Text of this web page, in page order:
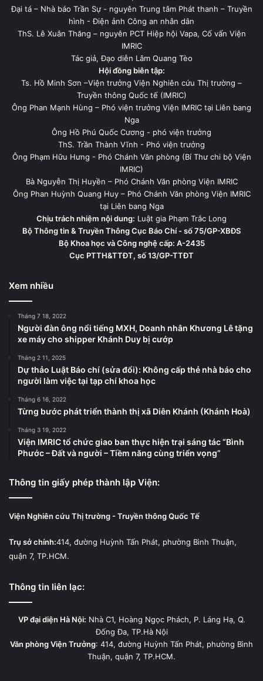
Đại tá – Nhà báo Trần Sự - nguyên Trung tâm Phát thanh – Truyền
hình - Điện ảnh Công an nhân dân
ThS. Lê Xuân Thăng – nguyên PCT Hiệp hội Vapa, Cố vấn Viện
IMRIC
Tác giả, Đạo diễn Lâm Quang Tèo
Hội đồng biên tập:
Ts. Hồ Minh Sơn –Viện trưởng Viện Nghiên cứu Thị trường –
Truyền thông Quốc tế (IMRIC)
Ông Phan Mạnh Hùng – Phó viện trưởng Viện IMRIC tại Liên bang
Nga
Ông Hồ Phú Quốc Cương - phó viện trưởng
ThS. Trần Thành Vĩnh - Phó viện trưởng
Ông Phạm Hữu Hưng - Phó Chánh Văn phòng (Bí Thư chi bộ Viện
IMRIC)
Bà Nguyễn Thị Huyền – Phó Chánh Văn phòng Viện IMRIC
Ông Phan Huỳnh Quang Huy – Phó Chánh Văn phòng Viện IMRIC
tại Liên bang Nga
Chịu trách nhiệm nội dung: Luật gia Phạm Trắc Long
Bộ Thông tin & Truyền Thông Cục Báo Chí - số 75/GP-XBĐS
Bộ Khoa học và Công nghệ cấp: A-2435
Cục PTTH&TTĐT, số 13/GP-TTĐT
Xem nhiều
Tháng 7 18, 2022
Người đàn ông nổi tiếng MXH, Doanh nhân Khương Lê tặng
xe máy cho shipper Khánh Duy bị cướp
Tháng 2 11, 2025
Dự thảo Luật Báo chí (sửa đổi): Không cấp thẻ nhà báo cho
người làm việc tại tạp chí khoa học
Tháng 6 16, 2022
Từng bước phát triển thành thị xã Diên Khánh (Khánh Hoà)
Tháng 3 19, 2022
Viện IMRIC tổ chức giao ban thực hiện trại sáng tác “Bình
Phước – Đất và người – Tiềm năng cùng triển vọng”
Thông tin giấy phép thành lập Viện:
Viện Nghiên cứu Thị trường - Truyền thông Quốc Tế
Trụ sở chính:414, đường Huỳnh Tấn Phát, phường Bình Thuận,
quận 7, TP.HCM.
Thông tin liên lạc:
VP đại diện Hà Nội: Nhà C1, Hoàng Ngọc Phách, P. Láng Hạ, Q.
Đống Đa, TP.Hà Nội
Văn phòng Viện Trưởng: 414, đường Huỳnh Tấn Phát, phường Bình
Thuận, quận 7, TP.HCM.